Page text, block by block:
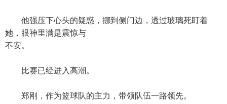
他强压下心头的疑惑，挪到侧门边，透过玻璃死盯着
她，眼神里满是震惊与
不安。
比赛已经进入高潮。
郑刚，作为篮球队的主力，带领队伍一路领先。